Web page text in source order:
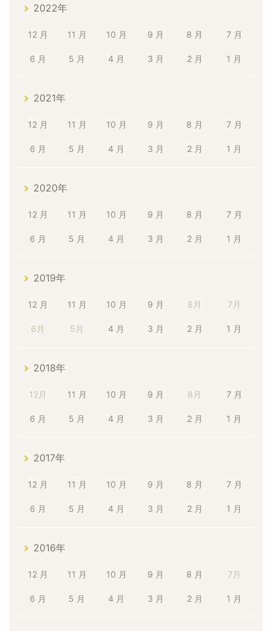
2022年
12 月 11 月 10 月 9 月 8 月 7 月
6 月 5 月 4 月 3 月 2 月 1 月
2021年
12 月 11 月 10 月 9 月 8 月 7 月
6 月 5 月 4 月 3 月 2 月 1 月
2020年
12 月 11 月 10 月 9 月 8 月 7 月
6 月 5 月 4 月 3 月 2 月 1 月
2019年
12 月 11 月 10 月 9 月 8月 7月
6月 5月 4 月 3 月 2 月 1 月
2018年
12月 11 月 10 月 9 月 8月 7 月
6 月 5 月 4 月 3 月 2 月 1 月
2017年
12 月 11 月 10 月 9 月 8 月 7 月
6 月 5 月 4 月 3 月 2 月 1 月
2016年
12 月 11 月 10 月 9 月 8 月 7月
6 月 5 月 4 月 3 月 2 月 1 月